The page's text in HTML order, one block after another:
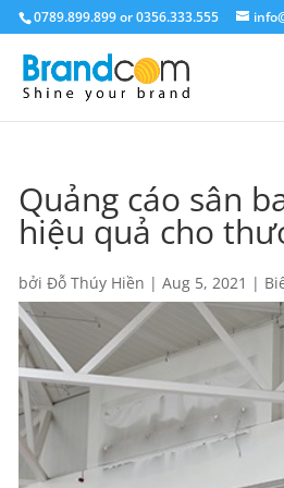
0789.899.899 or 0356.333.555
Quảng cáo sân
hiệu quả cho
bởiĐỗ Thúy Hiền |Aug 5, 2021 |